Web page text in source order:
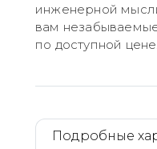
инженерной
вам
по доступной цене.
Подробные